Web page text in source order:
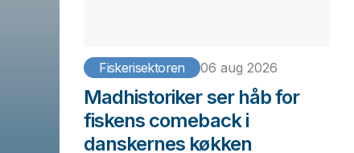
Fiskerisektoren 06 aug 2026
Madhistoriker ser håb for
fiskens comeback i
danskernes køkken